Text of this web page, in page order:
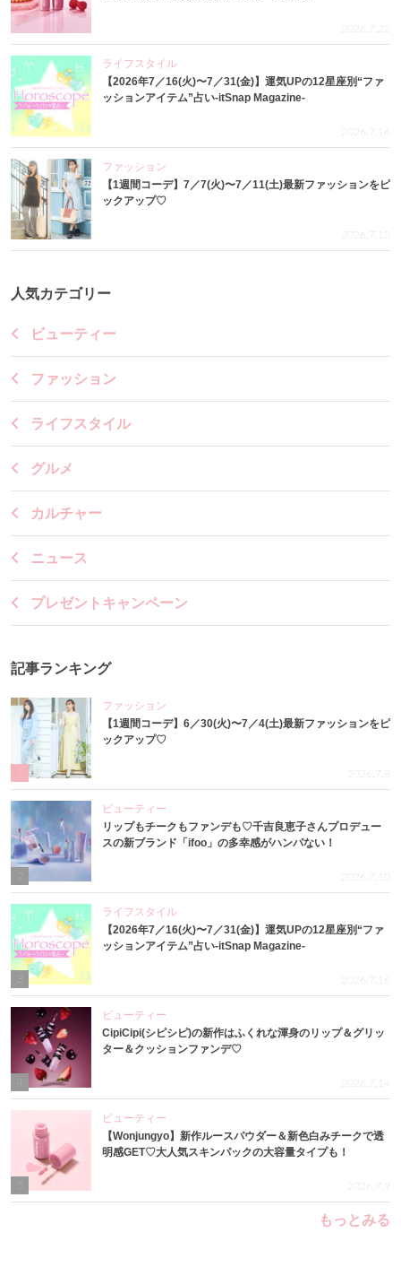
2026.7.22
ライフスタイル
【2026年7／16(火)〜7／31(金)】運気UPの12星座別“ファ
ッションアイテム”占い-itSnap Magazine-
2026.7.16
ファッション
【1週間コーデ】7／7(火)〜7／11(土)最新ファッションをピ
ックアップ♡
2026.7.15
人気カテゴリー
ビューティー
ファッション
ライフスタイル
グルメ
カルチャー
ニュース
プレゼントキャンペーン
記事ランキング
ファッション
【1週間コーデ】6／30(火)〜7／4(土)最新ファッションをピ
ックアップ♡
2026.7.8
ビューティー
リップもチークもファンデも♡千吉良恵子さんプロデュー
スの新ブランド「ifoo」の多幸感がハンパない！
2026.7.10
3
ライフスタイル
【2026年7／16(火)〜7／31(金)】運気UPの12星座別“ファ
ッションアイテム”占い-itSnap Magazine-
2026.7.16
4
ビューティー
CipiCipi(シピシピ)の新作はふくれな渾身のリップ＆グリッ
ター＆クッションファンデ♡
2026.7.14
ビューティー
【Wonjungyo】新作ルースパウダー＆新色白みチークで透
明感GET♡大人気スキンパックの大容量タイプも！
2026.7.9
もっとみる